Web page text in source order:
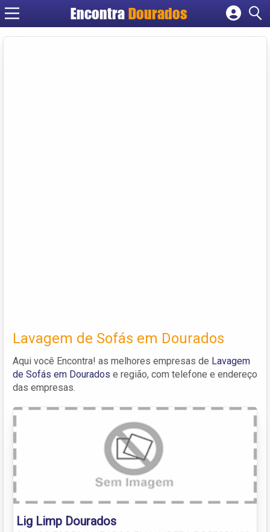
EncontraDourados
Cadastrar empresa
Lavagem de Sofás em Dourados
Aqui você Encontra! as melhores empresas de Lavagem
de Sofás em Dourados e região, com telefone e endereço
das empresas.
Lig Limp Dourados